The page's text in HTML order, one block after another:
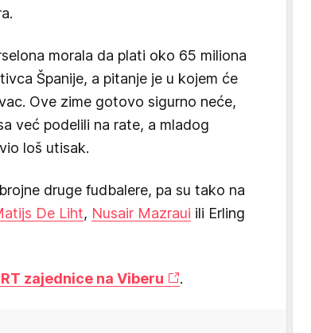
morala da plati oko 65 miliona
Španije, a pitanje je u kojem će
Ove zime gotovo sigurno neće,
već podelili na rate, a mladog
loš utisak.
druge fudbalere, pa su tako na
De Liht, Nusair Mazraui ili Erling
zajednice na Viberu .